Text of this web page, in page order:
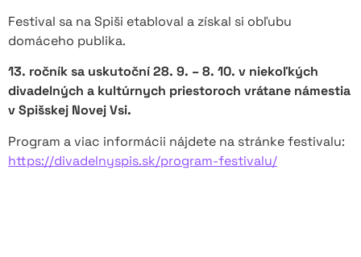
Festival sa na Spiši etabloval a získal si obľubu
domáceho publika.
13. ročník sa uskutoční 28. 9. – 8. 10. v niekoľkých
divadelných a kultúrnych priestoroch vrátane námestia
v Spišskej Novej Vsi.
Program a viac informácii nájdete na stránke festivalu:
https://divadelnyspis.sk/program-festivalu/